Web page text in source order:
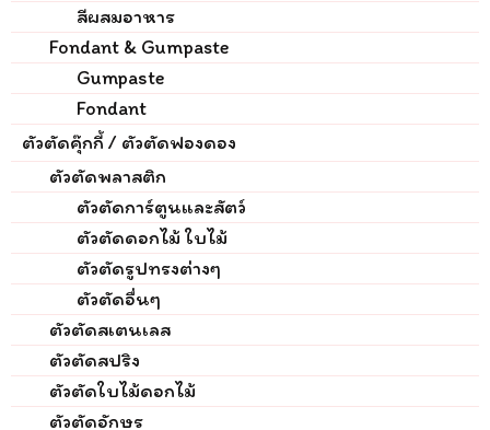
สีผสมอาหาร
Fondant & Gumpaste
Gumpaste
Fondant
ตัวตัดคุ๊กกี้ / ตัวตัดฟองดอง
ตัวตัดพลาสติก
ตัวตัดการ์ตูนและสัตว์
ตัวตัดดอกไม้ ใบไม้
ตัวตัดรูปทรงต่างๆ
ตัวตัดอื่นๆ
ตัวตัดสเตนเลส
ตัวตัดสปริง
ตัวตัดใบไม้ดอกไม้
ตัวตัดอักษร